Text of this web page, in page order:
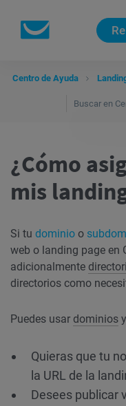
Centro de Ayuda
¿Cómo
mis
Si tu dominio o
web o landing page en
adicionalmente
directorios como
Puedes usar dominios
Quieras que tu
la URL de la
Desees publicar